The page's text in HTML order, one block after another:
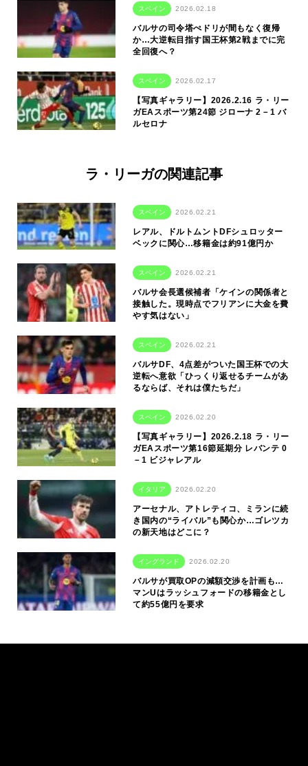
スペイン 2026.02.18
バルサの司令塔ぺドリが間もなく復帰
か…大逆転目指す国王杯第2戦までに完
全回復へ？
スペイン 2026.02.17
【写真ギャラリー】2026.2.16 ラ・リー
ガEAスポーツ第24節 ジローナ 2－1 バ
ルセロナ
ラ・リーガの関連記事
スペイン 2026.02.21
レアル、ドルトムントDFシュロッター
ベックに関心…移籍金は約91億円か
スペイン 2026.02.21
バルサ会長選候補者「ケインの関係者と
接触した。現時点でフリアンに大金を費
やす気はない」
スペイン 2026.02.21
バルサDF、4点差がついた国王杯での大
逆転へ意欲「ひっくり返せるチームがあ
るならば、それは僕たちだ」
スペイン 2026.02.20
【写真ギャラリー】2026.2.18 ラ・リー
ガEAスポーツ第16節延期分 レバンテ 0
－1 ビジャレアル
イタリア 2026.02.20
アーセナル、アトレティコ、ミランに続
き国内の“ライバル”も関心か…ゴレツカ
の新天地はどこに？
イングランド 2026.02.20
バルサが買取OPの減額交渉を計画も…
マンUはラッシュフォードの移籍金とし
て約55億円を要求